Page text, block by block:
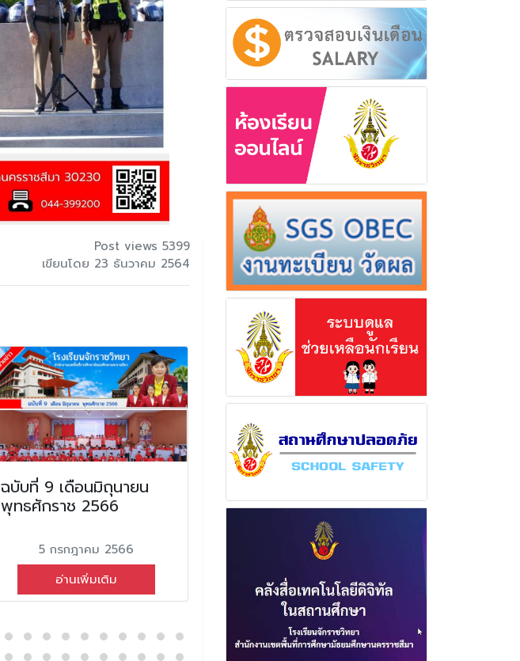
Post views 5399
เขียนโดย 23 ธันวาคม 2564
ฉบับที่ 9 เดือนมิถุนายน
พุทธศักราช 2566
5 กรกฎาคม 2566
อ่านเพิ่มเติม
พุทธศักราช 2566
5 กรกฎาคม 2566
อ่านเพิ่มเติม
พุทธศักราช